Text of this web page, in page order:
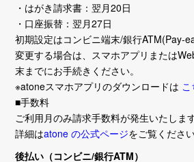
・はがき請求書：翌月20日
・口座振替：翌月27日
初期設定はコンビニ端末/銀行ATM(Pay-
変更する場合は、スマホアプリまたは
末までにお手続きください。
※atoneスマホアプリのダウンロードは こ
■手数料
ご利用月のみ請求手数料が発生いたします
詳細はatone の公式ページをご覧ください
後払い（コンビニ/銀行ATM）